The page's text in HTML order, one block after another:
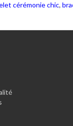
cérémonie chic,